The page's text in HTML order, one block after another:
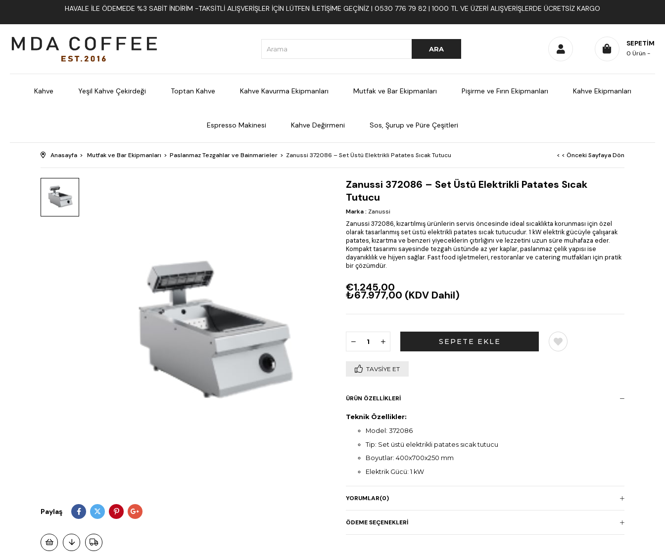
HAVALE İLE ÖDEMEDE %3 SABIT İNDIRIM -TAKSITLI ALIŞVERIŞLER İÇIN LÜTFEN ILETIŞIME GEÇINIZ | 0530 776 79 82 | 1000 TL VE ÜZERI ALIŞVERIŞLERDE ÜCRETSIZ KARGO
SEPETIM
0 Ürün
Kahve Yeşil Kahve Çekirdeği Toptan Kahve Kahve Kavurma Ekipmanları Mutfak ve Bar Ekipmanları Pişirme ve Fırın Ekipmanları Kahve Ekipmanları
Espresso Makinesi Kahve Değirmeni Sos, Şurup ve Püre Çeşitleri
Anasayfa Mutfak ve Bar Ekipmanları Paslanmaz Tezgahlar ve Bainmarieler Zanussi 372086 – Set Üstü Elektrikli Patates Sıcak Tutucu < < Önceki Sayfaya Dön
Paylaş
Zanussi 372086 – Set Üstü Elektrikli Patates Sıcak
Tutucu
Marka: Zanussi
Zanussi 372086, kızartılmış ürünlerin servis öncesinde ideal sıcaklıkta korunması için özel
olarak tasarlanmış set üstü elektrikli patates sıcak tutucudur. 1 kW elektrik gücüyle çalışarak
patates, kızartma ve benzeri yiyeceklerin çıtırlığını ve lezzetini uzun süre muhafaza eder.
Kompakt tasarımı sayesinde tezgah üstünde az yer kaplar, paslanmaz çelik yapısı ise
dayanıklılık ve hijyen sağlar. Fast food işletmeleri, restoranlar ve catering mutfakları için pratik
bir çözümdür.
€1.245,00
₺67.977,00 (KDV Dahil)
TAVSIYE ET
ÜRÜN ÖZELLIKLERI
Teknik Özellikler:
Model: 372086
Tip: Set üstü elektrikli patates sıcak tutucu
Boyutlar: 400x700x250 mm
Elektrik Gücü: 1 kW
Gaz Gücü: –
Ağırlık: 20 kg
Paslanmaz çelik gövde
Kompakt ve ergonomik tasarım
YORUMLAR(0)
ÖDEME SEÇENEKLERI